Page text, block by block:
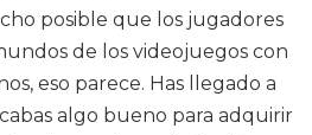
posible que los jugadores
de los videojuegos con
eso parece. Has llegado a
algo bueno para adquirir